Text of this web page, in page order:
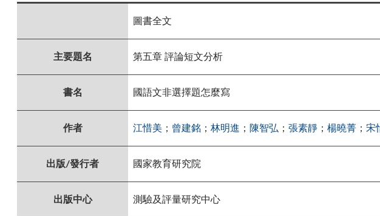
圖書全文
主要題名 第五章 評論短文分析
書名 國語文非選擇題怎麼寫
作者 江惜美 ； 曾建銘 ； 林明進 ； 陳智弘 ； 張素靜 ； 楊曉菁 ； 宋
出版/發行者 國家教育研究院
出版中心 測驗及評量研究中心